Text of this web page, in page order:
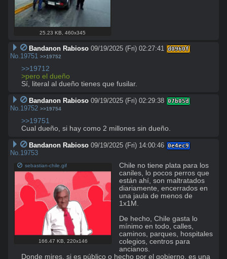
25.23 KB ,460x345
Bandanon Rabioso 09/19/2025 (Fri) 02:27:41 d0960f
No.19751 >>19752
>>19712
>pero el dueño
Sí, literal al dueño tienes que fusilar.
Bandanon Rabioso 09/19/2025 (Fri) 02:29:38 07b05d
No.19752 >>19754
>>19751
Cual dueño, si hay como 2 millones sin dueño.
Bandanon Rabioso 09/19/2025 (Fri) 14:00:46 0e4ec9
No.19753
sebastian-chile.gif
166.47 KB, 220x146
Chile no tiene plata para los
caniles, lo pocos perros que
están ahí, son maltratados
diariamente, encerrados en
una jaula de menos de
1x1M.
De hecho, Chile gasta lo
mínimo en todo, calles,
caminos, parques, hospitales
colegios, centros para
ancianos.
Donde mires, si es público o hecho por el gobierno, es una